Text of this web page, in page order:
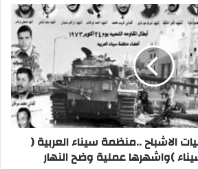
الاشباح ..منظمة سيناء العربية (
)واشهرها عملية وضح النهار